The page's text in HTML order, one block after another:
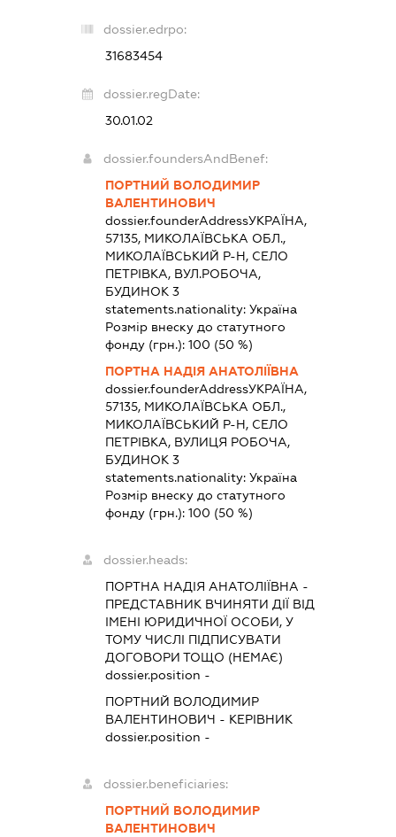
dossier.edrpo:
31683454
dossier.regDate:
30.01.02
dossier.foundersAndBenef:
ПОРТНИЙ ВОЛОДИМИР
ВАЛЕНТИНОВИЧ
dossier.founderAddressУКРАЇНА,
57135, МИКОЛАЇВСЬКА ОБЛ.,
МИКОЛАЇВСЬКИЙ Р-Н, СЕЛО
ПЕТРІВКА, ВУЛ.РОБОЧА,
БУДИНОК 3
statements.nationality:Україна
Розмір внеску до статутного
фонду (грн.):100 (50 %)
ПОРТНА НАДІЯ АНАТОЛІЇВНА
dossier.founderAddressУКРАЇНА,
57135, МИКОЛАЇВСЬКА ОБЛ.,
МИКОЛАЇВСЬКИЙ Р-Н, СЕЛО
ПЕТРІВКА, ВУЛИЦЯ РОБОЧА,
БУДИНОК 3
statements.nationality:Україна
Розмір внеску до статутного
фонду (грн.):100 (50 %)
dossier.heads:
ПОРТНА НАДІЯ АНАТОЛІЇВНА -
ПРЕДСТАВНИК ВЧИНЯТИ ДІЇ ВІД
ІМЕНІ ЮРИДИЧНОЇ ОСОБИ, У
ТОМУ ЧИСЛІ ПІДПИСУВАТИ
ДОГОВОРИ ТОЩО (НЕМАЄ)
dossier.position -
ПОРТНИЙ ВОЛОДИМИР
ВАЛЕНТИНОВИЧ - КЕРІВНИК
dossier.position -
dossier.beneficiaries:
ПОРТНИЙ ВОЛОДИМИР
ВАЛЕНТИНОВИЧ